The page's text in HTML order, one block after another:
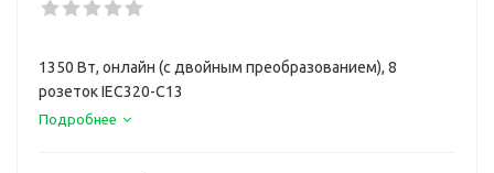
1350 Вт, онлайн (с двойным преобразованием), 8
розеток IEC320-C13
Подробнее